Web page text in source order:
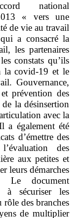
national
« vers une
de vie au travail
a consacré la
les partenaires
constats qu’ils
la covid‑19 et le
Gouvernance,
prévention des
la désinsertion
avec la
a également été
d’émettre des
des
aux petites et
leurs démarches
Le document
à sécuriser les
des branches
de multiplier